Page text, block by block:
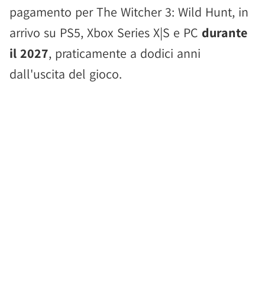
pagamento per The Witcher 3: Wild Hunt, in
arrivo su PS5, Xbox Series X|S e PC durante
il 2027, praticamente a dodici anni
dall'uscita del gioco.